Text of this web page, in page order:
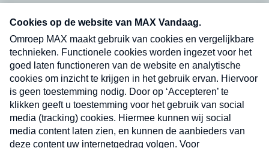
Neem hier een gratis abonnement op onze
nieuwsbrief. Elke vrijdag- en dinsdagochtend in
uw mailbox.
Verzend